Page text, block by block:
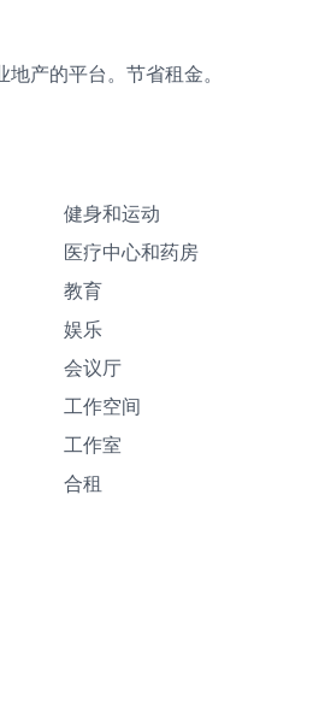
产的平台。节省租金。
健身和运动
医疗中心和药房
教育
娱乐
会议厅
工作空间
工作室
合租